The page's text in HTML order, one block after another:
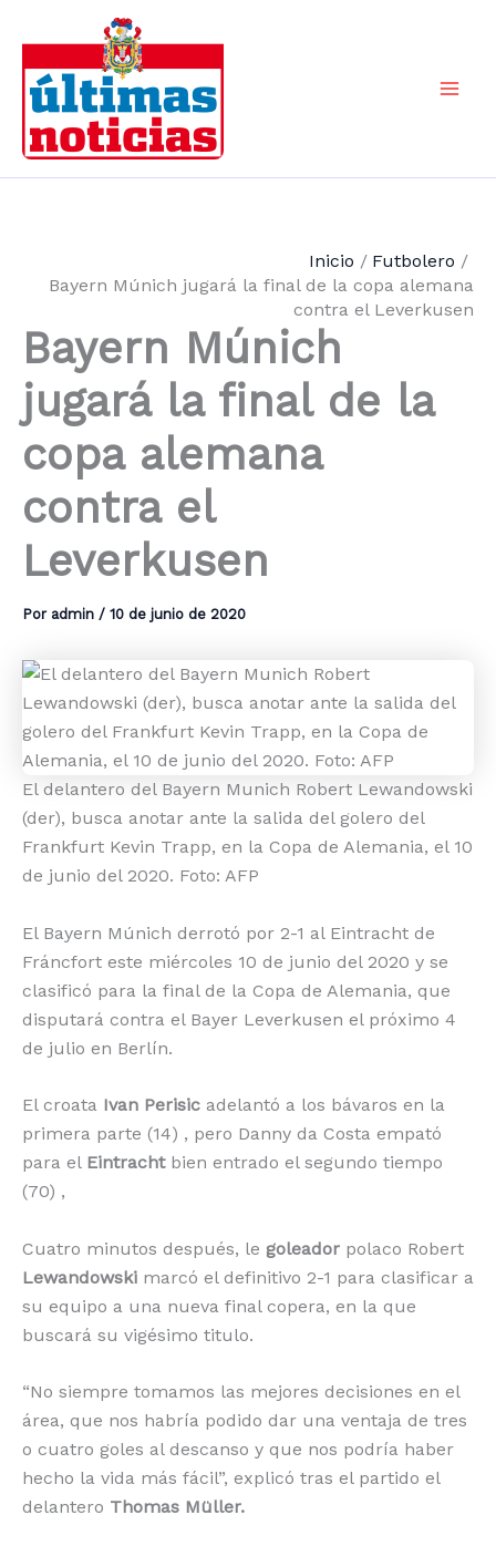
contenido
Inicio
Futbolero
Bayern Múnich jugará la final de la copa alemana
contra el Leverkusen
Bayern Múnich
jugará la final de la
copa alemana
contra el
Leverkusen
Por admin / 10 de junio de 2020
El delantero del Bayern Munich Robert Lewandowski
(der), busca anotar ante la salida del golero del
Frankfurt Kevin Trapp, en la Copa de Alemania, el 10
de junio del 2020. Foto: AFP
El Bayern Múnich derrotó por 2-1 al Eintracht de
Fráncfort este miércoles 10 de junio del 2020 y se
clasificó para la final de la Copa de Alemania, que
disputará contra el Bayer Leverkusen el próximo 4
de julio en Berlín.
El croata Ivan Perisic adelantó a los bávaros en la
primera parte (14) , pero Danny da Costa empató
para el Eintrachtbien entrado el segundo tiempo
(70) ,
Cuatro minutos después, le goleador polaco Robert
Lewandowski marcó el definitivo 2-1 para clasificar a
su equipo a una nueva final copera, en la que
buscará su vigésimo titulo.
“No siempre tomamos las mejores decisiones en el
área, que nos habría podido dar una ventaja de tres
o cuatro goles al descanso y que nos podría haber
hecho la vida más fácil”, explicó tras el partido el
delantero Thomas Müller.